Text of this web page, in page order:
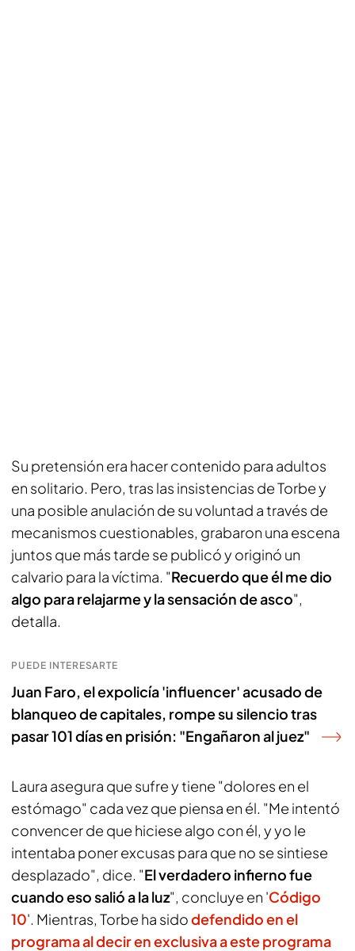
Su pretensión era hacer contenido para adultos
en solitario. Pero, tras las insistencias de Torbe y
una posible anulación de su voluntad a través de
mecanismos cuestionables, grabaron una escena
juntos que más tarde se publicó y originó un
calvario para la víctima. "Recuerdo que él me dio
algo para relajarme y la sensación de asco",
detalla.
PUEDE INTERESARTE
Juan Faro, el expolicía 'influencer' acusado de
blanqueo de capitales, rompe su silencio tras
pasar 101 días en prisión: "Engañaron al juez"
Laura asegura que sufre y tiene "dolores en el
estómago" cada vez que piensa en él. "Me intentó
convencer de que hiciese algo con él, y yo le
intentaba poner excusas para que no se sintiese
desplazado", dice. "El verdadero infierno fue
cuando eso salió a la luz", concluye en 'Código
10'. Mientras, Torbe ha sidodefendido en el
programa al decir en exclusiva a este programa